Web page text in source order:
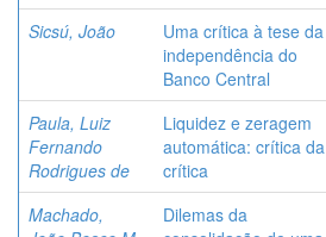
Sicsú, João
Uma crítica à tese da
independência do
Banco Central
Paula, Luiz
Fernando
Rodrigues de
Liquidez e zeragem
automática: crítica da
crítica
Machado,
Dilemas da